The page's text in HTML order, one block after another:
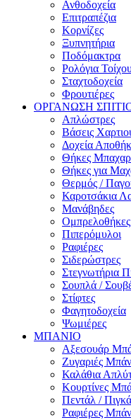
Ανθοδοχεία
Επιτραπέζια
Κορνίζες
Ξυπνητήρια
Ποδόμακτρα
Ρολόγια
Σταχτοδοχεία
Φρουτιέρες
ΟΡΓΑΝΩΣΗ
Απλώστρες
Βάσεις
Δοχεία
Θήκες
Θήκες για
Θερμός /
Καροτσάκια
Μανάβηδες
Ομπρελοθήκες
Πιπερόμυλοι
Ραφιέρες
Σιδερώστρες
Στεγνωτήρια
Σουπλά /
Στίφτες
Φαγητοδοχεία
Ψωμιέρες
ΜΠΑΝΙΟ
Αξεσουάρ
Ζυγαριές
Καλάθια
Κουρτίνες
Πεντάλ /
Ραφιέρες